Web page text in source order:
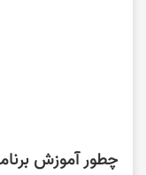
چطور آموزش